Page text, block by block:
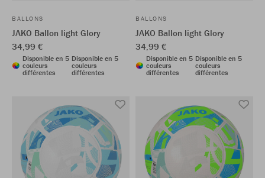
BALLONS
JAKO Ballon light Glory
34,99 €
Disponible en 5
couleurs
différentes
Disponible en 5
couleurs
différentes
BALLONS
JAKO Ballon light Glory
34,99 €
Disponible en 5
couleurs
différentes
Disponible en 5
couleurs
différentes